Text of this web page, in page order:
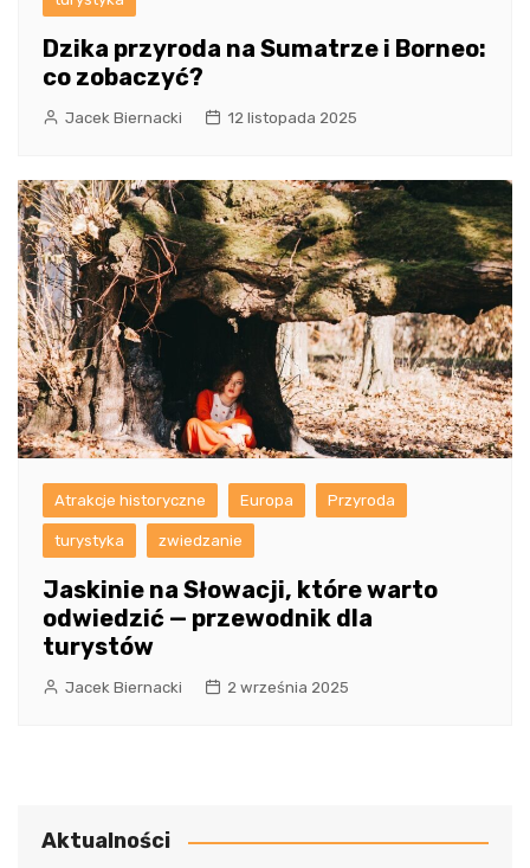
Dzika przyroda na Sumatrze i Borneo:
co zobaczyć?
Jacek Biernacki 12 listopada 2025
Atrakcje historyczne Europa Przyroda
turystyka zwiedzanie
Jaskinie na Słowacji, które warto
odwiedzić — przewodnik dla
turystów
Jacek Biernacki 2 września 2025
Aktualności